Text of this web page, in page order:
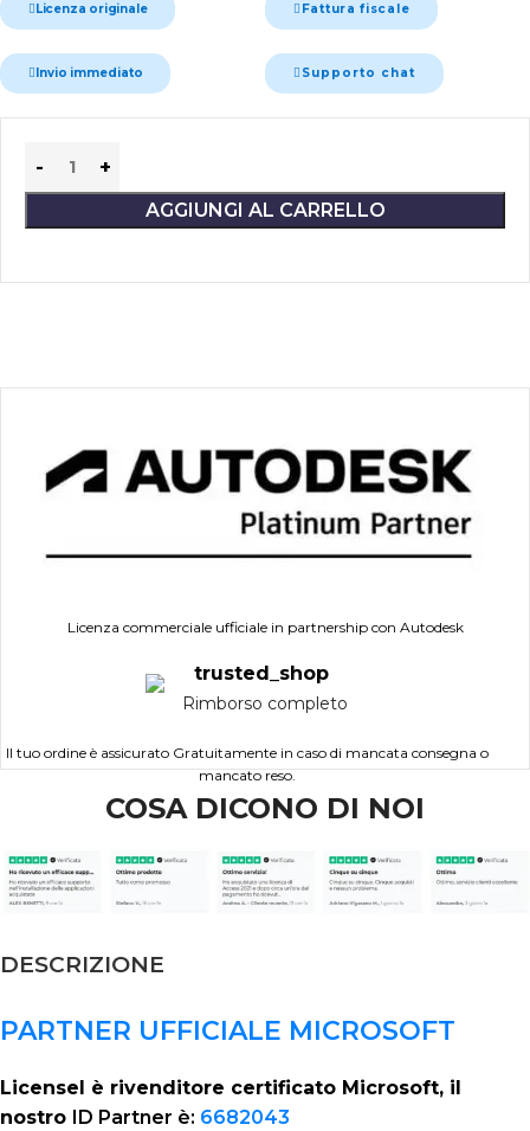
Licenza originale Fattura fiscale
Invio immediato Supporto chat
AGGIUNGI AL CARRELLO
Alternative:
Licenza commerciale ufficiale in partnership con Autodesk
Rimborso completo
Il tuo ordine è assicurato Gratuitamente in caso di mancata consegna o
mancato reso.
COSA DICONO DI NOI
DESCRIZIONE
PARTNER UFFICIALE MICROSOFT
Licensel è rivenditore certificato Microsoft, il
nostro
ID Partner è: 6682043